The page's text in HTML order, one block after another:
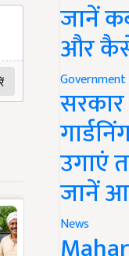
जानें
और
Government
सरकार
उगाएं
जानें
News